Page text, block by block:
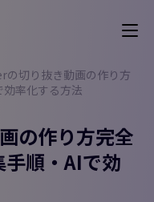
の切り抜き動画の作り方
率化する方法
の作り方完全
順・AIで効